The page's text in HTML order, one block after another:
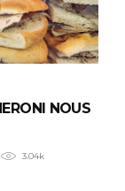
NOUS
3.04k